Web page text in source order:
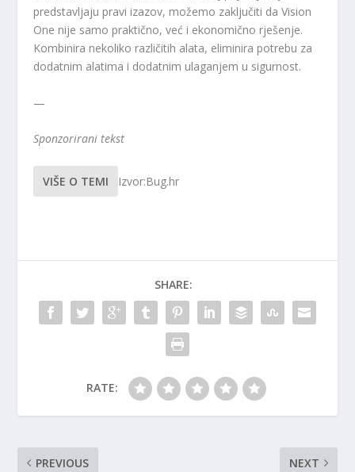
predstavljaju pravi izazov, možemo zaključiti da Vision
One nije samo praktično, već i ekonomično rješenje.
Kombinira nekoliko različitih alata, eliminira potrebu za
dodatnim alatima i dodatnim ulaganjem u sigurnost.
—
Sponzorirani tekst
VIŠE O TEMI Izvor:Bug.hr
SHARE:
RATE:
PREVIOUS NEXT